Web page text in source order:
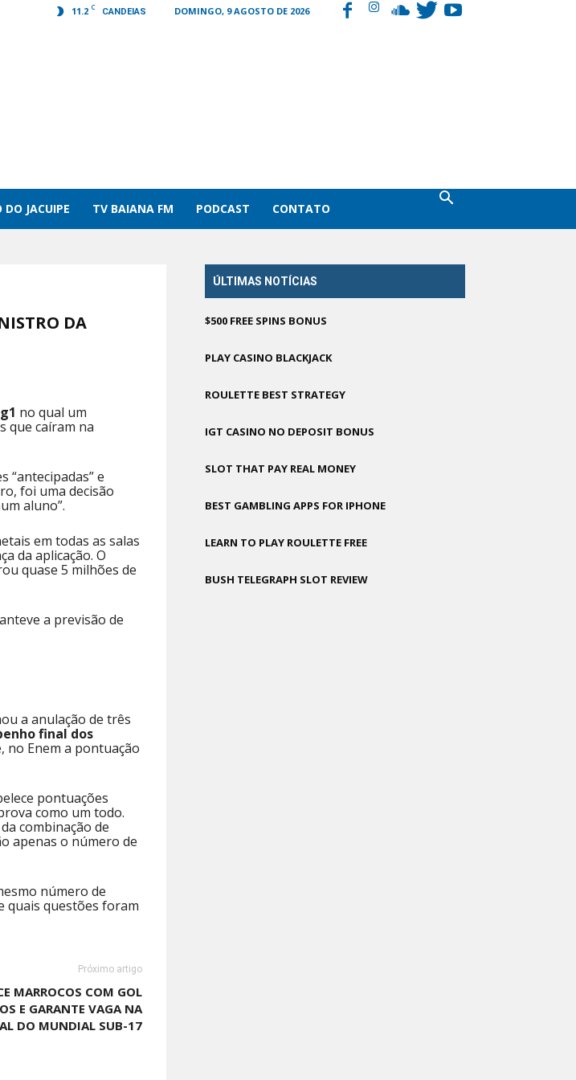
11.2 C CANDEIAS DOMINGO, 9 AGOSTO DE 2026
DO JACUIPE TV BAIANA FM PODCAST CONTATO
DA
g1 no qual um
que caíram na
“antecipadas” e
foi uma decisão
aluno”.
em todas as salas
da aplicação. O
quase 5 milhões de
a previsão de
a anulação de três
final dos
no Enem a pontuação
pontuações
como um todo.
combinação de
apenas o número de
número de
quais questões foram
Próximo artigo
MARROCOS COM GOL
E GARANTE VAGA NA
DO MUNDIAL SUB-17
ÚLTIMAS NOTÍCIAS
$500 FREE SPINS BONUS
PLAY CASINO BLACKJACK
ROULETTE BEST STRATEGY
IGT CASINO NO DEPOSIT BONUS
SLOT THAT PAY REAL MONEY
BEST GAMBLING APPS FOR IPHONE
LEARN TO PLAY ROULETTE FREE
BUSH TELEGRAPH SLOT REVIEW